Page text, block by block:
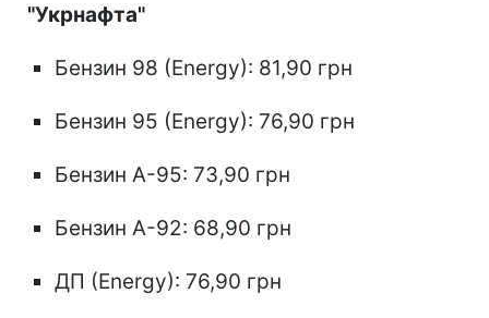
"Укрнафта"
Бензин 98 (Energy): 81,90 грн
Бензин 95 (Energy): 76,90 грн
Бензин А-95: 73,90 грн
Бензин А-92: 68,90 грн
ДП (Energy): 76,90 грн